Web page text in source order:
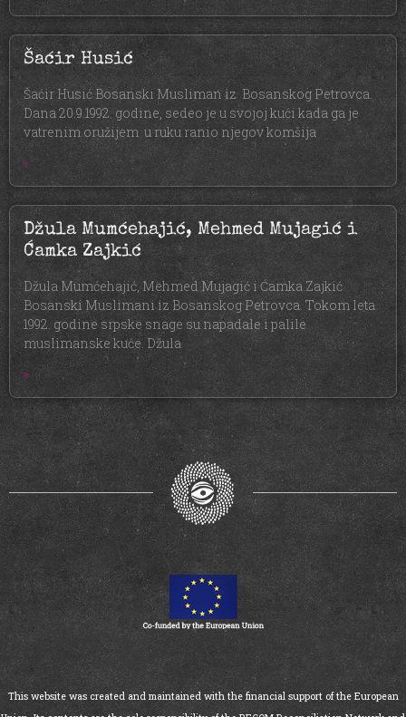
Šaćir Husić
Šaćir Husić Bosanski Musliman iz Bosanskog Petrovca.
Dana 20.9.1992. godine, sedeo je u svojoj kući kada ga je
vatrenim oružijem u ruku ranio njegov komšija
»
Džula Mumćehajić, Mehmed Mujagić i
Ćamka Zajkić
Džula Mumćehajić, Mehmed Mujagić i Ćamka Zajkić
Bosanski Muslimani iz Bosanskog Petrovca. Tokom leta
1992. godine srpske snage su napadale i palile
muslimanske kuće. Džula
»
This website was created and maintained with the financial support of the European